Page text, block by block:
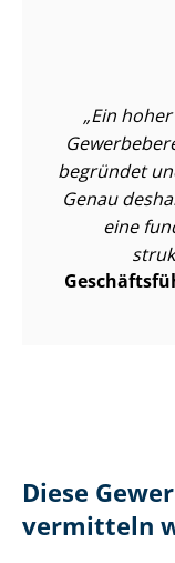
Ein
begründet
Genau
eine
Diese
vermitteln